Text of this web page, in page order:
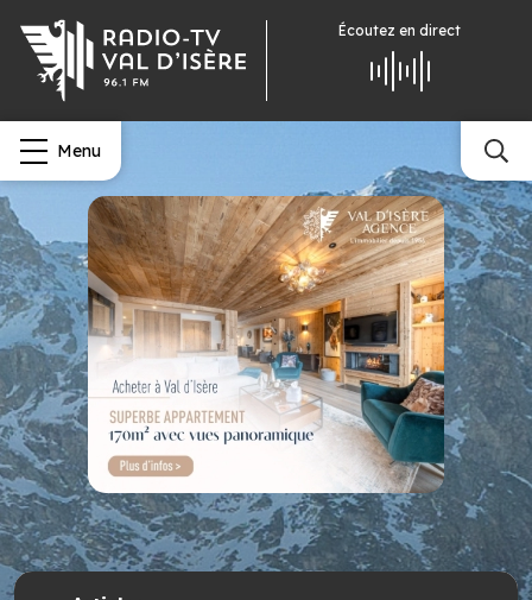
Écoutez en direct
Menu